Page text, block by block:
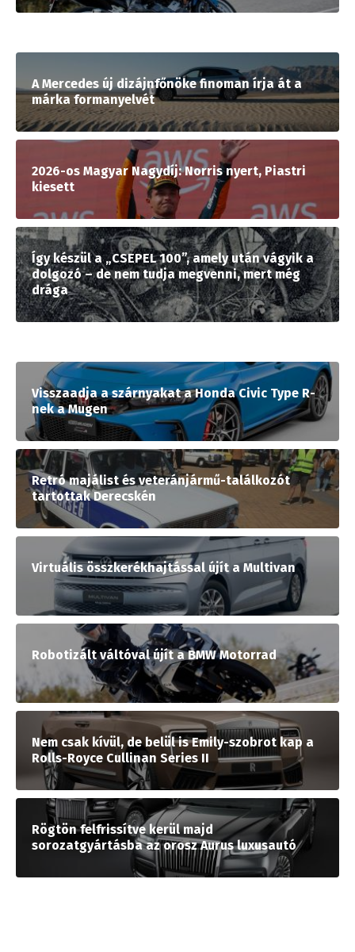
A Mercedes új dizájnfőnöke finoman írja át a
márka formanyelvét
2026-os Magyar Nagydíj: Norris nyert, Piastri
kiesett
Így készül a „CSEPEL 100”, amely után vágyik a
dolgozó – de nem tudja megvenni, mert még
drága
Visszaadja a szárnyakat a Honda Civic Type R-
nek a Mugen
Retró majálist és veteránjármű-találkozót
tartottak Derecskén
Virtuális összkerékhajtással újít a Multivan
Robotizált váltóval újít a BMW Motorrad
Nem csak kívül, de belül is Emily-szobrot kap a
Rolls-Royce Cullinan Series II
Rögtön felfrissítve kerül majd
sorozatgyártásba az orosz Aurus luxusautó